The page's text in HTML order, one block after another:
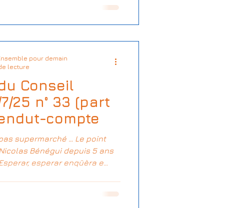
Conseil
25 n° 33 (part
compte
supermarché … Le point
Bénégui depuis 5 ans
esperar enqüèra e
pour demain
lecture